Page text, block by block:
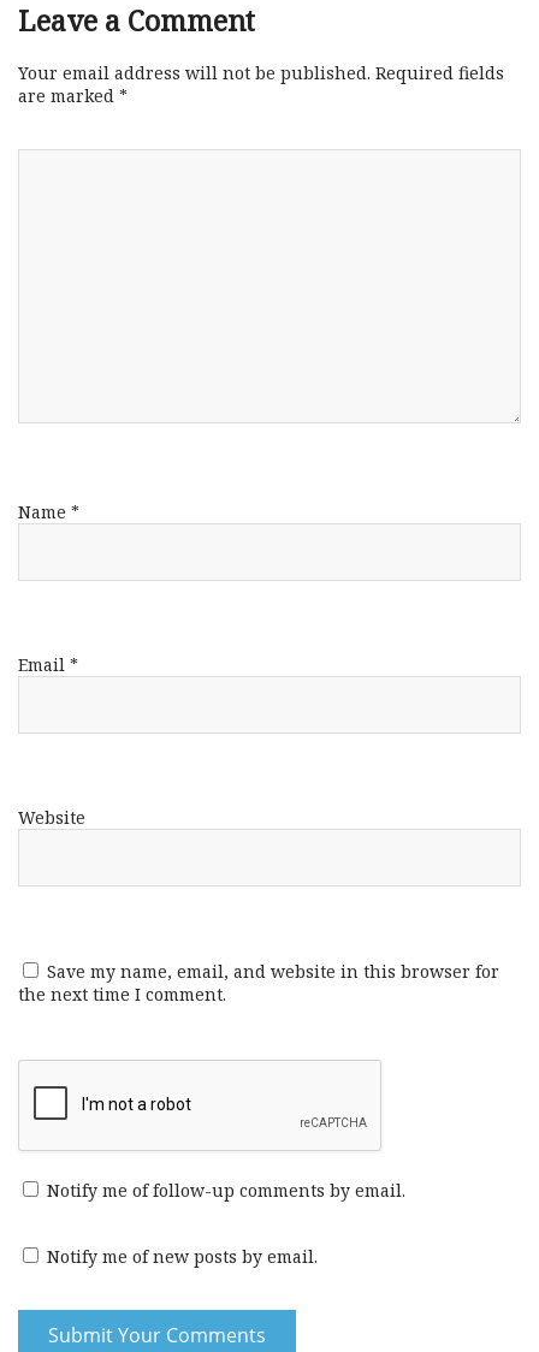
Leave a Comment
Your email address will not be published. Required fields
are marked *
Name *
Email *
Website
Save my name, email, and website in this browser for
the next time I comment.
Notify me of follow-up comments by email.
Notify me of new posts by email.